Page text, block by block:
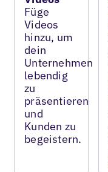
Füge
Videos
hinzu, um
dein
Unternehmen
lebendig
zu
präsentieren
und
Kunden zu
begeistern.